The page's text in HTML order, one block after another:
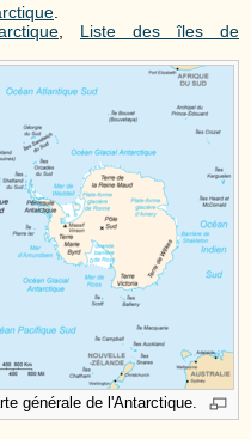
Liste des îles de
générale de l'Antarctique.